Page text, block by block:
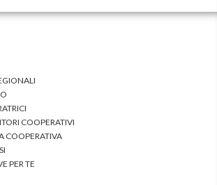
COOPERATIVI
COOPERATIVA
PER TE